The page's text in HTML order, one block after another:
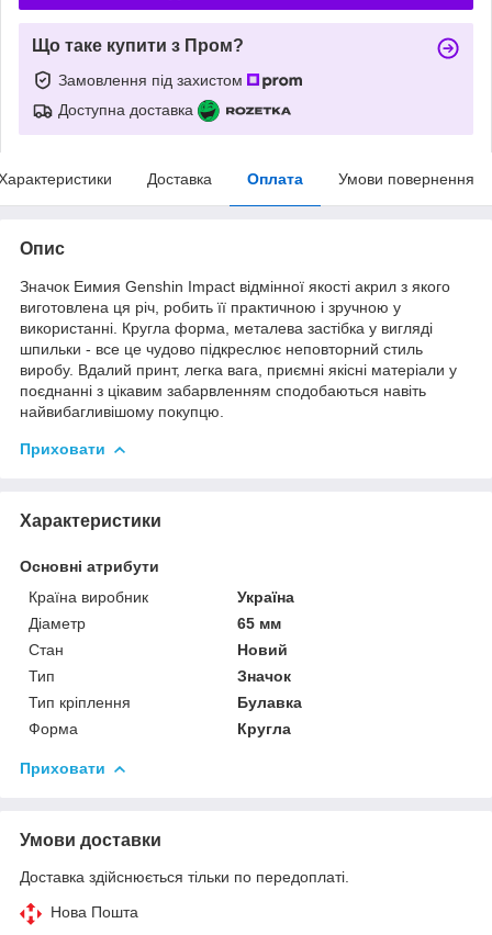
Що таке купити з Пром?
Замовлення під захистом
Доступна доставка
Доставка Оплата Умови повернення
Опис
Значок Еимия Genshin Impact відмінної якості акрил з якого
виготовлена ця річ, робить її практичною і зручною у
використанні. Кругла форма, металева застібка у вигляді
шпильки - все це чудово підкреслює неповторний стиль
виробу. Вдалий принт, легка вага, приємні якісні матеріали у
поєднанні з цікавим забарвленням сподобаються навіть
найвибагливішому покупцю.
Приховати
Характеристики
Основні атрибути
Країна виробник
Україна
Діаметр
65 мм
Стан
Новий
Тип
Значок
Тип кріплення
Булавка
Форма
Кругла
Приховати
Умови доставки
Доставка здійснюється тільки по передоплаті.
Нова Пошта